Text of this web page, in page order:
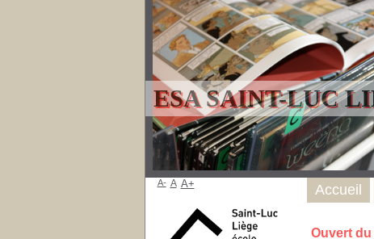
ESA SAINT-LUC
Ouvert
Accueil
A- A A+